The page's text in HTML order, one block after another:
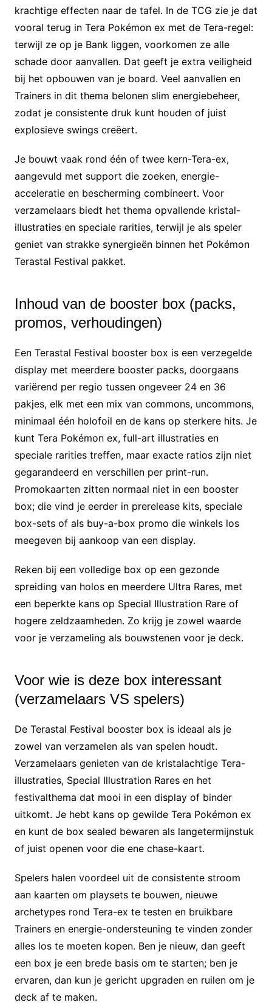
krachtige effecten naar de tafel. In de TCG zie je dat
vooral terug in Tera Pokémon ex met de Tera-regel:
terwijl ze op je Bank liggen, voorkomen ze alle
schade door aanvallen. Dat geeft je extra veiligheid
bij het opbouwen van je board. Veel aanvallen en
Trainers in dit thema belonen slim energiebeheer,
zodat je consistente druk kunt houden of juist
explosieve swings creëert.
Je bouwt vaak rond één of twee kern-Tera-ex,
aangevuld met support die zoeken, energie-
acceleratie en bescherming combineert. Voor
verzamelaars biedt het thema opvallende kristal-
illustraties en speciale rarities, terwijl je als speler
geniet van strakke synergieën binnen het Pokémon
Terastal Festival pakket.
Inhoud van de booster box (packs,
promos, verhoudingen)
Een Terastal Festival booster box is een verzegelde
display met meerdere booster packs, doorgaans
variërend per regio tussen ongeveer 24 en 36
pakjes, elk met een mix van commons, uncommons,
minimaal één holofoil en de kans op sterkere hits. Je
kunt Tera Pokémon ex, full-art illustraties en
speciale rarities treffen, maar exacte ratios zijn niet
gegarandeerd en verschillen per print-run.
Promokaarten zitten normaal niet in een booster
box; die vind je eerder in prerelease kits, speciale
box-sets of als buy-a-box promo die winkels los
meegeven bij aankoop van een display.
Reken bij een volledige box op een gezonde
spreiding van holos en meerdere Ultra Rares, met
een beperkte kans op Special Illustration Rare of
hogere zeldzaamheden. Zo krijg je zowel waarde
voor je verzameling als bouwstenen voor je deck.
Voor wie is deze box interessant
(verzamelaars VS spelers)
De Terastal Festival booster box is ideaal als je
zowel van verzamelen als van spelen houdt.
Verzamelaars genieten van de kristalachtige Tera-
illustraties, Special Illustration Rares en het
festivalthema dat mooi in een display of binder
uitkomt. Je hebt kans op gewilde Tera Pokémon ex
en kunt de box sealed bewaren als langetermijnstuk
of juist openen voor die ene chase-kaart.
Spelers halen voordeel uit de consistente stroom
aan kaarten om playsets te bouwen, nieuwe
archetypes rond Tera-ex te testen en bruikbare
Trainers en energie-ondersteuning te vinden zonder
alles los te moeten kopen. Ben je nieuw, dan geeft
een box je een brede basis om te starten; ben je
ervaren, dan kun je gericht upgraden en ruilen om je
deck af te maken.